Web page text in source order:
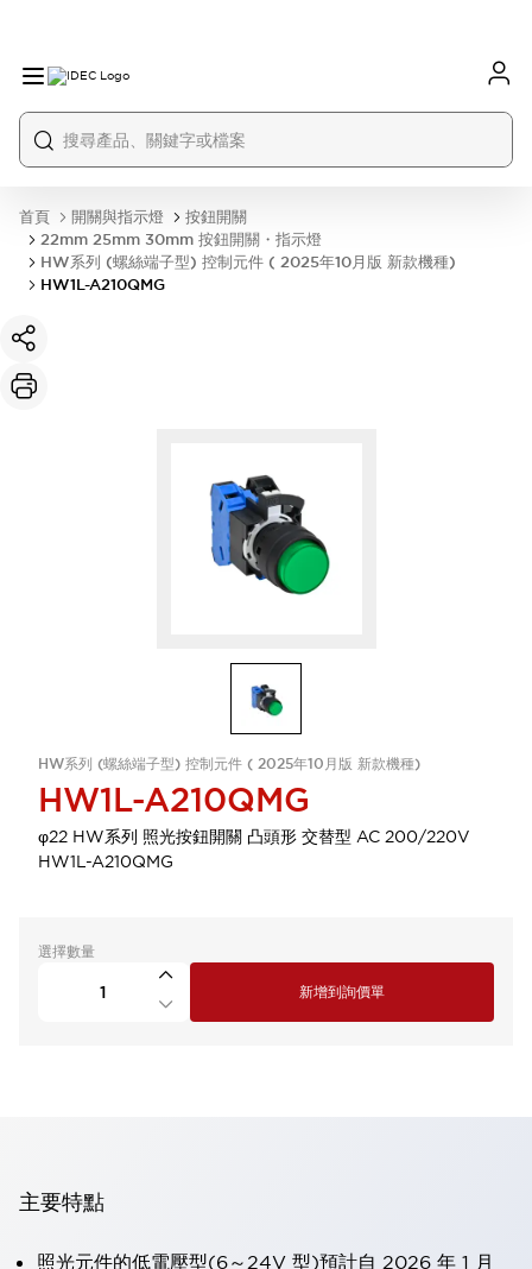
首頁 開關與指示燈
按鈕開關
22mm 25mm 30mm 按鈕開關・指示燈
HW系列 (螺絲端子型) 控制元件 ( 2025年10月版 新款機種)
HW1L-A210QMG
HW系列 (螺絲端子型) 控制元件 ( 2025年10月版 新款機種)
HW1L-A210QMG
φ22 HW系列 照光按鈕開關 凸頭形 交替型 AC 200/220V
HW1L-A210QMG
選擇數量
新增到詢價單
主要特點
照光元件的低電壓型(6～24V 型)預計自 2026 年 1 月